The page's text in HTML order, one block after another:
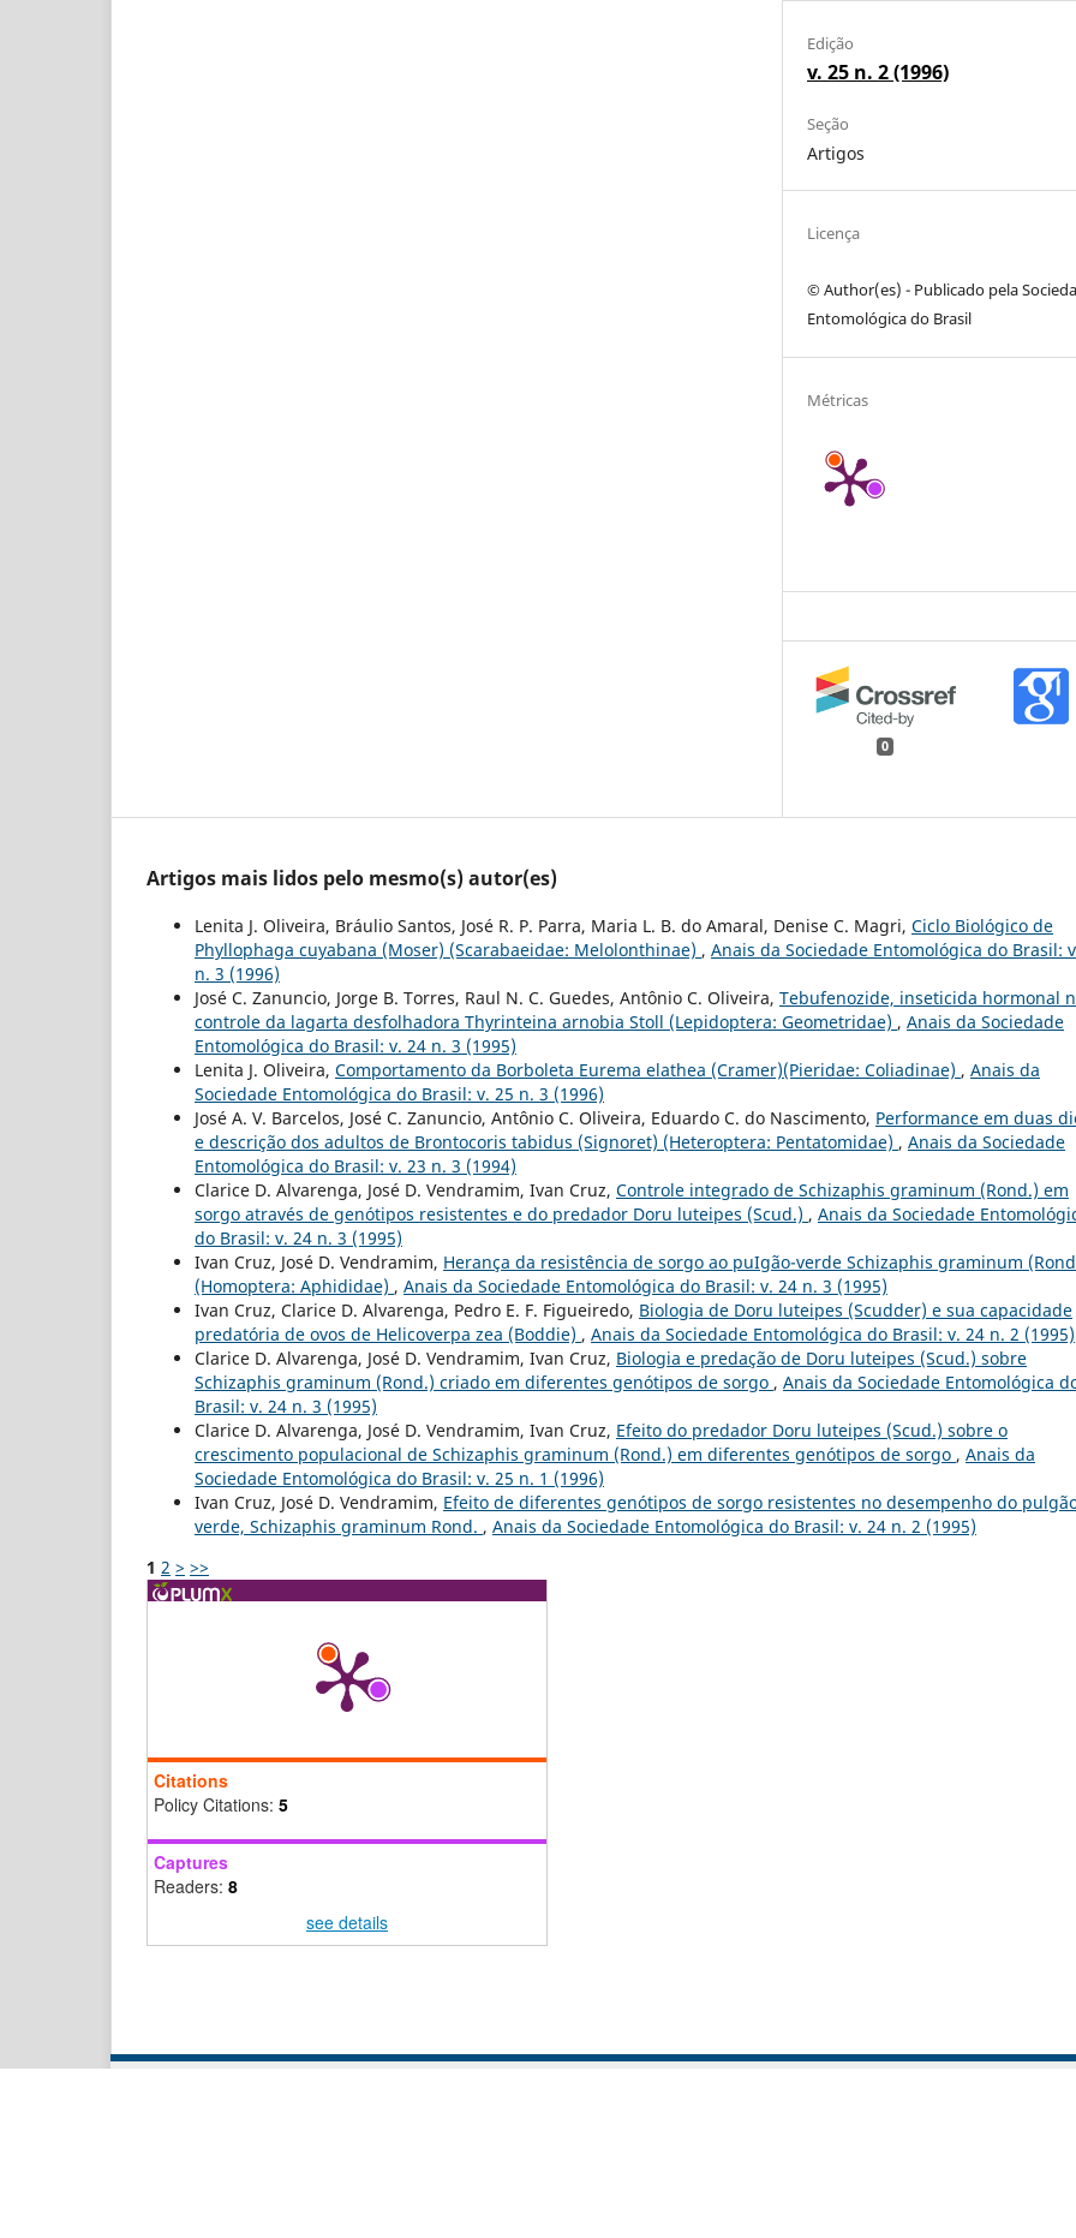
Edição
v. 25 n. 2 (1996)
Seção
Artigos
Licença
© Author(es) - Publicado pela
Entomológica do Brasil
Métricas
0
Artigos mais lidos pelo mesmo(s) autor(es)
Lenita J. Oliveira, Bráulio Santos, José R. P. Parra, Maria L. B. do Amaral, Denise C. Magri, Ciclo Biológico de
Phyllophaga cuyabana (Moser) (Scarabaeidae: Melolonthinae) , Anais da Sociedade Entomológica do Brasil:
n. 3 (1996)
José C. Zanuncio, Jorge B. Torres, Raul N. C. Guedes, Antônio C. Oliveira, Tebufenozide, inseticida hormonal
controle da lagarta desfolhadora Thyrinteina arnobia Stoll (Lepidoptera: Geometridae) , Anais da Sociedade
Entomológica do Brasil: v. 24 n. 3 (1995)
Lenita J. Oliveira, Comportamento da Borboleta Eurema elathea (Cramer)(Pieridae: Coliadinae) , Anais da
Sociedade Entomológica do Brasil: v. 25 n. 3 (1996)
José A. V. Barcelos, José C. Zanuncio, Antônio C. Oliveira, Eduardo C. do Nascimento, Performance em duas
e descrição dos adultos de Brontocoris tabidus (Signoret) (Heteroptera: Pentatomidae) , Anais da Sociedade
Entomológica do Brasil: v. 23 n. 3 (1994)
Clarice D. Alvarenga, José D. Vendramim, Ivan Cruz, Controle integrado de Schizaphis graminum (Rond.) em
sorgo através de genótipos resistentes e do predador Doru luteipes (Scud.) , Anais da Sociedade
do Brasil: v. 24 n. 3 (1995)
Ivan Cruz, José D. Vendramim, Herança da resistência de sorgo ao puIgão-verde Schizaphis graminum
(Homoptera: Aphididae) , Anais da Sociedade Entomológica do Brasil: v. 24 n. 3 (1995)
Ivan Cruz, Clarice D. Alvarenga, Pedro E. F. Figueiredo, Biologia de Doru luteipes (Scudder) e sua capacidade
predatória de ovos de Helicoverpa zea (Boddie) , Anais da Sociedade Entomológica do Brasil: v. 24 n. 2 (1995)
Clarice D. Alvarenga, José D. Vendramim, Ivan Cruz, Biologia e predação de Doru luteipes (Scud.) sobre
Schizaphis graminum (Rond.) criado em diferentes genótipos de sorgo , Anais da Sociedade Entomológica
Brasil: v. 24 n. 3 (1995)
Clarice D. Alvarenga, José D. Vendramim, Ivan Cruz, Efeito do predador Doru luteipes (Scud.) sobre o
crescimento populacional de Schizaphis graminum (Rond.) em diferentes genótipos de sorgo , Anais da
Sociedade Entomológica do Brasil: v. 25 n. 1 (1996)
Ivan Cruz, José D. Vendramim, Efeito de diferentes genótipos de sorgo resistentes no desempenho do
verde, Schizaphis graminum Rond. , Anais da Sociedade Entomológica do Brasil: v. 24 n. 2 (1995)
1 2 > >>
Citations
Policy Citations: 5
Captures
Readers: 8
see details